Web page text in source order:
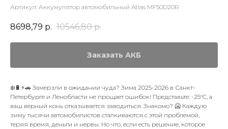
Артикул: Аккумулятор автомобильный Atlas MF50D20R
8698,79 р. 10546,80 р.
Заказать АКБ
❄️🔋⚡🚗 Замерзли в ожидании чуда? Зима 2025-2026 в Санкт-
Петербурге и Ленобласти не прощает ошибок! Представьте: -25°C, а
ваш верный конь отказывается заводиться. Знакомо? 🥶 Каждую
зиму тысячи автомобилистов сталкиваются с этой проблемой,
теряя время, деньги и нервы. Но что, если есть решение, которое